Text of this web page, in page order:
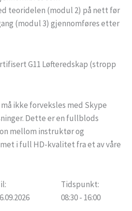
teoridelen (modul 2) på nett før
(modul 3) gjennomføres etter
G11 Løfteredskap (stropp
ikke forveksles med Skype
Dette er en fullblods
mellom instruktør og
i full HD-kvalitet fra et av våre
Tidspunkt:
08:30 - 16:00